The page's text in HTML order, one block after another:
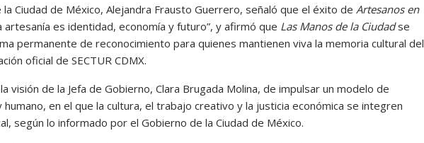
Ciudad de México, Alejandra Frausto Guerrero, señaló que el éxito de Artesanos en
es identidad, economía y futuro”, y afirmó que Las Manos de la Ciudadse
permanente de reconocimiento para quienes mantienen viva la memoria cultural del
oficial de SECTUR CDMX.
visión de la Jefa de Gobierno, Clara Brugada Molina, de impulsar un modelo de
en el que la cultura, el trabajo creativo y la justicia económica se integren
según lo informado por el Gobierno de la Ciudad de México.